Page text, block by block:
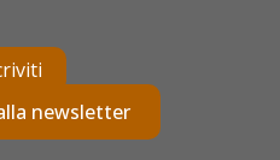
newsletter